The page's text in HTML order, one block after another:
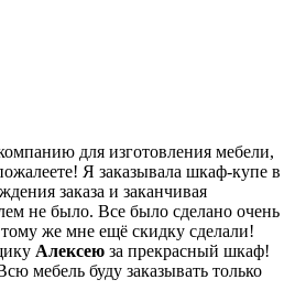
для изготовления мебели,
Я заказывала шкаф-купе в
заказа и заканчивая
не было. Все было сделано очень
же мне ещё скидку сделали!
Алексею за прекрасный шкаф!
мебель буду заказывать только